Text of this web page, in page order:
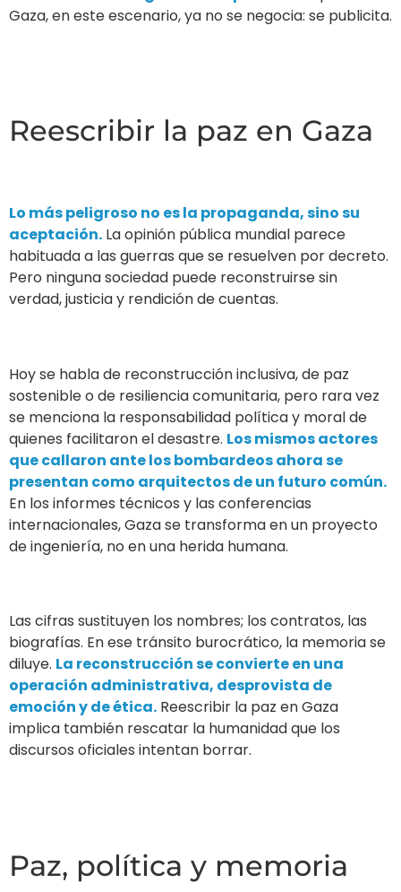
Gaza, en este escenario, ya no se negocia: se publicita.
Reescribir la paz en Gaza
Lo más peligroso no es la propaganda, sino su
aceptación. La opinión pública mundial parece
habituada a las guerras que se resuelven por decreto.
Pero ninguna sociedad puede reconstruirse sin
verdad, justicia y rendición de cuentas.
Hoy se habla de reconstrucción inclusiva, de paz
sostenible o de resiliencia comunitaria, pero rara vez
se menciona la responsabilidad política y moral de
quienes facilitaron el desastre. Los mismos actores
que callaron ante los bombardeos ahora se
presentan como arquitectos de un futuro común.
En los informes técnicos y las conferencias
internacionales, Gaza se transforma en un proyecto
de ingeniería, no en una herida humana.
Las cifras sustituyen los nombres; los contratos, las
biografías. En ese tránsito burocrático, la memoria se
diluye. La reconstrucción se convierte en una
operación administrativa, desprovista de
emoción y de ética. Reescribir la paz en Gaza
implica también rescatar la humanidad que los
discursos oficiales intentan borrar.
Paz, política y memoria